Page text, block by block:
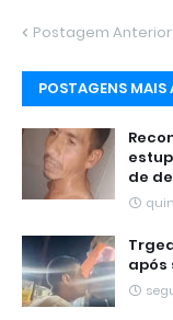
Postagem Anterior
POSTAGENS MAIS
de
após